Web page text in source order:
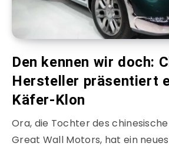
Den kennen wir doch:
Hersteller präsentiert
Käfer-Klon
Ora, die Tochter des
Great Wall Motors, hat ein